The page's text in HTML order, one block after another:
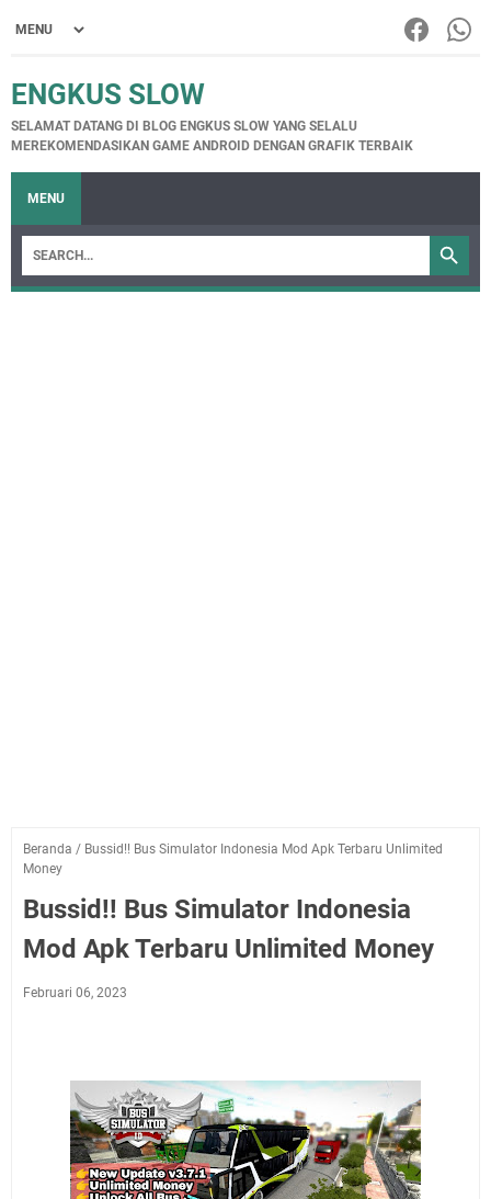
ENGKUS SLOW
SELAMAT DATANG DI BLOG ENGKUS SLOW YANG SELALU
MEREKOMENDASIKAN GAME ANDROID DENGAN GRAFIK TERBAIK
MENU
Beranda / Bussid!! Bus Simulator Indonesia Mod Apk Terbaru Unlimited
Money
Bussid!! Bus Simulator Indonesia
Mod Apk Terbaru Unlimited Money
Februari 06, 2023